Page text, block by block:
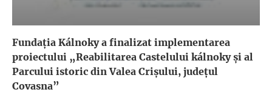
Fundația Kálnoky a finalizat implementarea
proiectului „Reabilitarea Castelului kálnoky și al
Parcului istoric din Valea Crișului, județul
Covasna”